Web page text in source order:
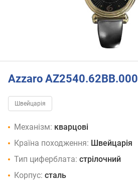
Azzaro AZ2540.62BB.000
Швейцарія
Механізм: кварцові
Країна походження: Швейцарія
Тип циферблата: стрілочний
Корпус: сталь